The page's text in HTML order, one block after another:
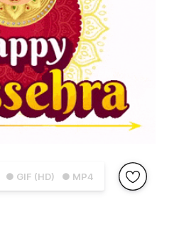
● GIF (HD) ● MP4